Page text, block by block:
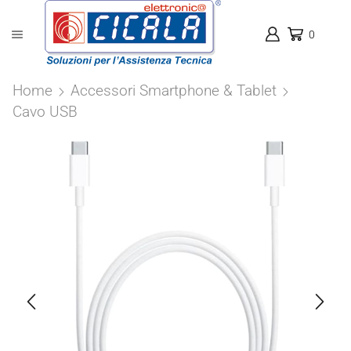
0
Home
Accessori Smartphone & Tablet
Cavo USB